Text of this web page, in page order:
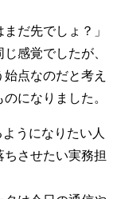
だ先でしょ？」
感覚でしたが、
点なのだと考え
になりました。
うになりたい人
ちさせたい実務担